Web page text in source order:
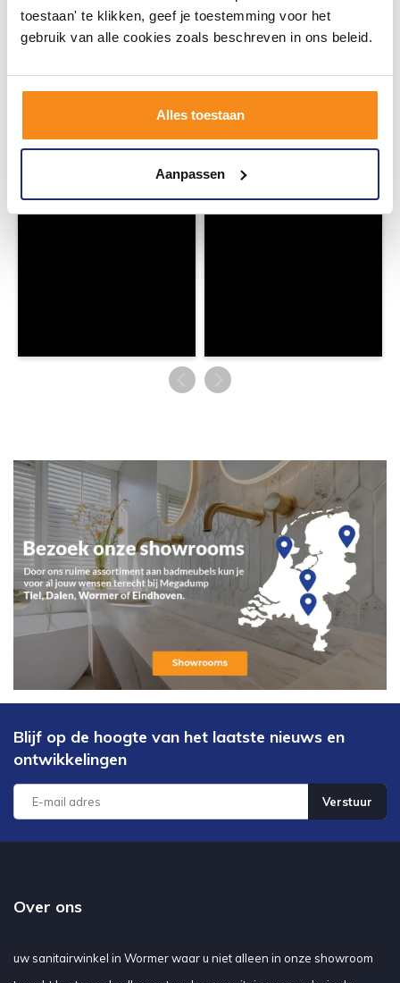
toestaan' te klikken, geef je toestemming voor het
gebruik van alle cookies zoals beschreven in ons beleid.
Alles toestaan
Aanpassen
#mijndroombadkamer
Wij geloven in de kracht van delen. Deel jouw
badkamer op Instagram met #mijndroombadkamer
en tag @megadumpnl. Samen bouwen we een
inspirerende omgeving vol met unieke
badkamerstijlen. Doe je mee?
Blijf op de hoogte van het laatste nieuws en
ontwikkelingen
Verstuur
Over ons
uw sanitairwinkel in Wormer waar u niet alleen in onze showroom